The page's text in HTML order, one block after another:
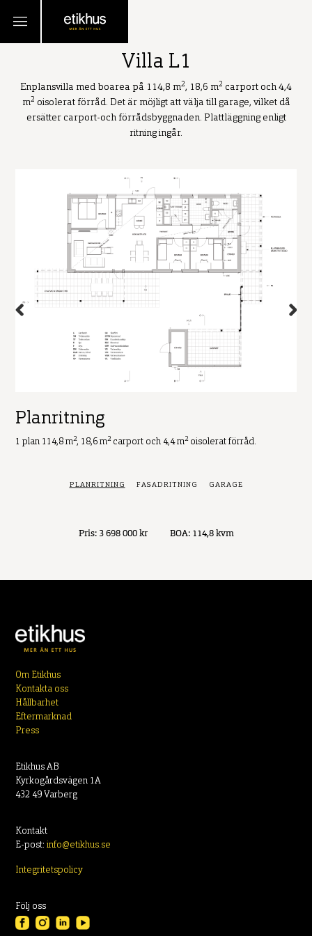
TILLBAKA
Villa L1
Enplansvilla med boarea på 114,8 m2, 18,6 m2 carport och 4,4
m2 oisolerat förråd. Det är möjligt att välja till garage, vilket då
ersätter carport-och förrådsbyggnaden. Plattläggning enligt
ritning ingår.
Planritning
1 plan 114,8 m2, 18,6 m2carport och 4,4 m2oisolerat förråd.
PLANRITNING FASADRITNING GARAGE
Pris: 3 698 000 kr BOA: 114,8 kvm
Om Etikhus
Kontakta oss
Hållbarhet
Eftermarknad
Press
Etikhus AB
Kyrkogårdsvägen 1A
432 49 Varberg
Kontakt
E-post:info@etikhus.se
Integritetspolicy
Följ oss